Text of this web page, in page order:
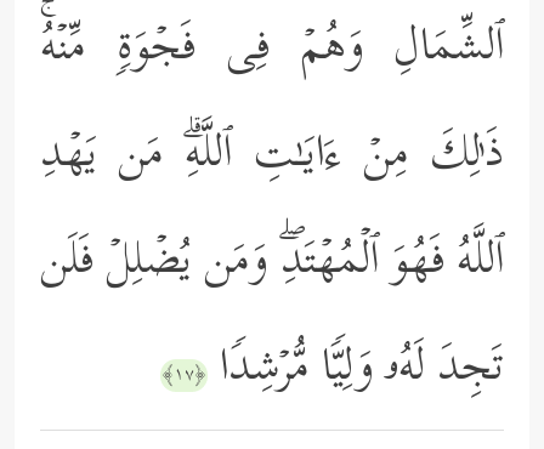
ٱلشِّمَالِ وَهُمۡ فِی فَجۡوَةࣲ مِّنۡهُۚ
ذَ ٰ⁠لِكَ مِنۡ ءَایَـٰتِ ٱللَّهِۗ مَن یَهۡدِ
ٱللَّهُ فَهُوَ ٱلۡمُهۡتَدِۖ وَمَن یُضۡلِلۡ فَلَن
تَجِدَ لَهُۥ وَلِیࣰّا مُّرۡشِدࣰا ﴿١٧﴾